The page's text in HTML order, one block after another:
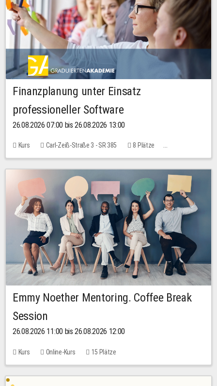
Finanzplanung unter Einsatz
professioneller Software
26.08.2026 07:00 bis 26.08.2026 13:00
Kurs Carl-Zeiß-Straße 3 - SR 385
8 Plätze
20,00 EUR
Emmy Noether Mentoring. Coffee Break
Session
26.08.2026 11:00 bis 26.08.2026 12:00
Kurs Online-Kurs 15 Plätze